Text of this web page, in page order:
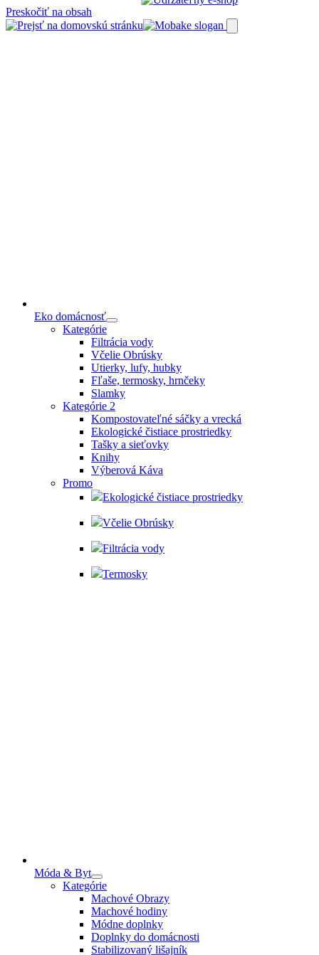
Preskočiť na obsah
Eko domácnosť
Kategórie
Filtrácia vody
Včelie Obrúsky
Utierky, lufy, hubky
Fľaše, termosky, hrnčeky
Slamky
Kategórie 2
Kompostovateľné sáčky a vrecká
Ekologické čistiace prostriedky
Tašky a sieťovky
Knihy
Výberová Káva
Promo
Ekologické čistiace prostriedky
Včelie Obrúsky
Filtrácia vody
Termosky
Móda & Byt
Kategórie
Machové Obrazy
Machové hodiny
Módne doplnky
Doplnky do domácnosti
Stabilizovaný lišajník